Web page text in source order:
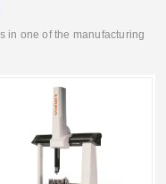
in one of the manufacturing